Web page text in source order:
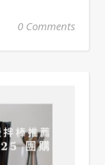
0 Comments